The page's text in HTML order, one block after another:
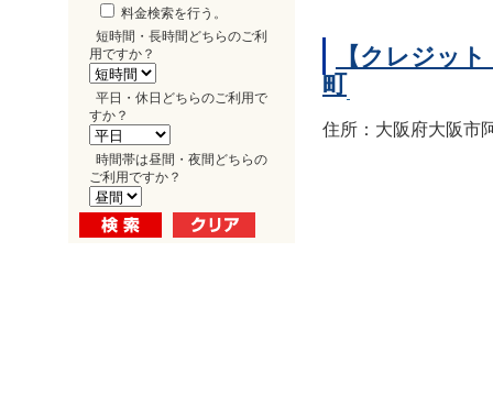
料金検索を行う。
短時間・長時間どちらのご利
用ですか？
平日・休日どちらのご利用で
すか？
時間帯は昼間・夜間どちらの
ご利用ですか？
【クレジッ
町
住所：大阪府大阪市